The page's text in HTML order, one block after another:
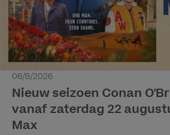
06/8/2026
Nieuw seizoen Conan
vanaf zaterdag 22
Max